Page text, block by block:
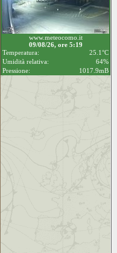
www.meteocomo.it
09/08/26, ore 5:19
Temperatura:
25.1°C
Umidità relativa:
64%
Pressione:
1017.9mB